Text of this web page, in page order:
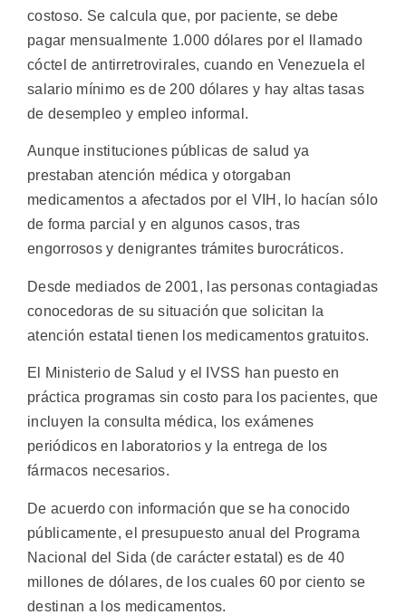
costoso. Se calcula que, por paciente, se debe
pagar mensualmente 1.000 dólares por el llamado
cóctel de antirretrovirales, cuando en Venezuela el
salario mínimo es de 200 dólares y hay altas tasas
de desempleo y empleo informal.
Aunque instituciones públicas de salud ya
prestaban atención médica y otorgaban
medicamentos a afectados por el VIH, lo hacían sólo
de forma parcial y en algunos casos, tras
engorrosos y denigrantes trámites burocráticos.
Desde mediados de 2001, las personas contagiadas
conocedoras de su situación que solicitan la
atención estatal tienen los medicamentos gratuitos.
El Ministerio de Salud y el IVSS han puesto en
práctica programas sin costo para los pacientes, que
incluyen la consulta médica, los exámenes
periódicos en laboratorios y la entrega de los
fármacos necesarios.
De acuerdo con información que se ha conocido
públicamente, el presupuesto anual del Programa
Nacional del Sida (de carácter estatal) es de 40
millones de dólares, de los cuales 60 por ciento se
destinan a los medicamentos.